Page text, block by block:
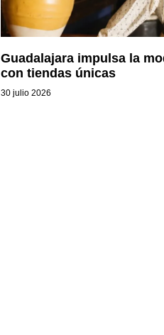
Guadalajara impulsa la
con tiendas únicas
30 julio 2026